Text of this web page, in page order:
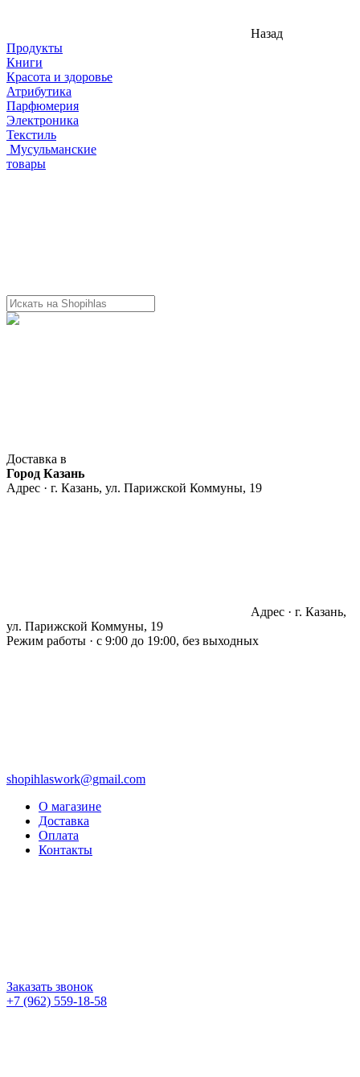
Назад
Продукты
Книги
Красота и здоровье
Атрибутика
Парфюмерия
Электроника
Текстиль
Мусульманские
товары
Доставка в
Город Казань
Адрес · г. Казань, ул. Парижской Коммуны, 19
Адрес · г. Казань,
ул. Парижской Коммуны, 19
Режим работы · с 9:00 до 19:00, без выходных
shopihlaswork@gmail.com
О магазине
Доставка
Оплата
Контакты
Заказать звонок
+7 (962) 559-18-58